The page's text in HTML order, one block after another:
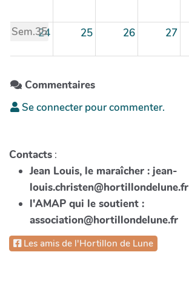
Sem.35
24 25 26 27
Commentaires
Se connecter pour commenter.
Contacts :
Jean Louis, le maraîcher : jean-
louis.christen@hortillondelune.fr
l'AMAP qui le soutient :
association@hortillondelune.fr
Les amis de l'Hortillon de Lune